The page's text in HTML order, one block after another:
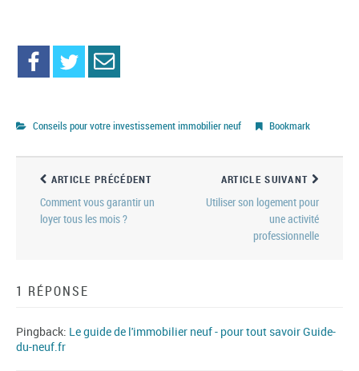
Conseils pour votre investissement immobilier neuf Bookmark
ARTICLE PRÉCÉDENT
Comment vous garantir un
loyer tous les mois ?
ARTICLE SUIVANT
Utiliser son logement pour
une activité
professionnelle
1 RÉPONSE
Pingback: Le guide de l'immobilier neuf - pour tout savoir Guide-
du-neuf.fr